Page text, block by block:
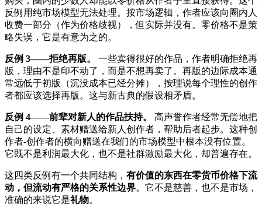
反例用纯市场模型无法处理。按市场逻辑，作者应该向圈内人
收费一部分（作为价格歧视），但实际并没有。零价格不是策
略失误，它是有意为之的。
反例 3——拒绝再版。
一些卖得很好的作品，作者明确拒绝再
版，理由不是印不动了，而是不想再卖了。再版的边际成本通
常远低于初版（沉没成本已经分摊），按理说每个理性的创作
者都应该选择再版。这与新古典的假设相矛盾。
反例 4——前辈对新人的作品扶持。
高声誉作者经常无偿地把
自己的设定、素材赠送给新人创作者，帮助后者起步。这种创
作者-创作者的横向赠送在我们的市场模型中根本没有位置。
它既不是利润最大化，也不是社群激励最大化，却普遍存在。
这四类反例有一个共同结构， 有价值的东西在零货币价格下流
动，但流动有严格的关系性边界。它不是慈善，也不是市场，
准确的来说它是礼物。